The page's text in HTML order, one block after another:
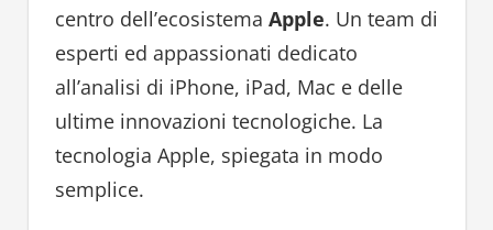
centro dell’ecosistema Apple. Un team di
esperti ed appassionati dedicato
all’analisi di iPhone, iPad, Mac e delle
ultime innovazioni tecnologiche. La
tecnologia Apple, spiegata in modo
semplice.